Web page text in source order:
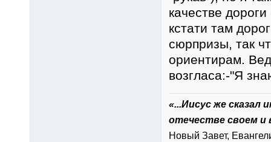
качестве
кстати там
сюрпризы, так
ориентирам.
возгласа:-"Я
«...Иисус же сказал
отечестве своем и
Новый Завет,